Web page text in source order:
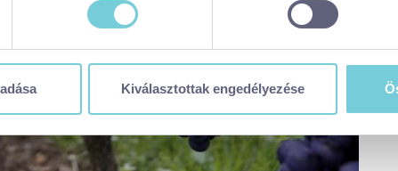
a legjobb felhasználói élményt nyújtsa. Ha bővebb
módosíthatja a beállításokat, kattintson ide a részeletes süti
Kiválasztottak engedélyezése